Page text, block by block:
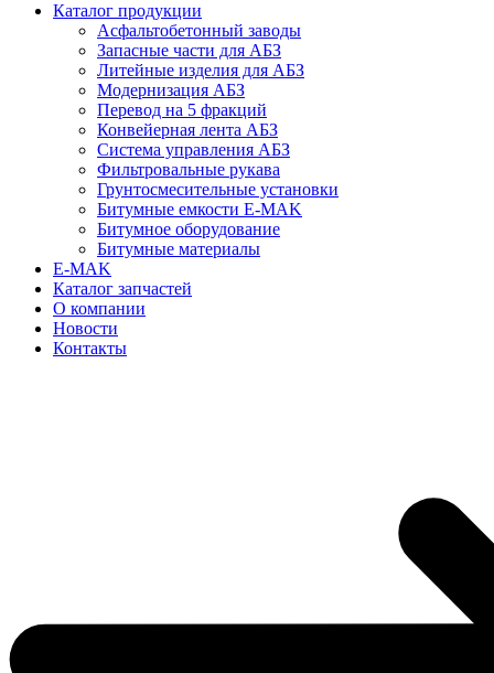
Каталог продукции
Асфальтобетонный заводы
Запасные части для АБЗ
Литейные изделия для АБЗ
Модернизация АБЗ
Перевод на 5 фракций
Конвейерная лента АБЗ
Система управления АБЗ
Фильтровальные рукава
Грунтосмесительные установки
Битумные емкости E-MAK
Битумное оборудование
Битумные материалы
E-MAK
Каталог запчастей
О компании
Новости
Контакты